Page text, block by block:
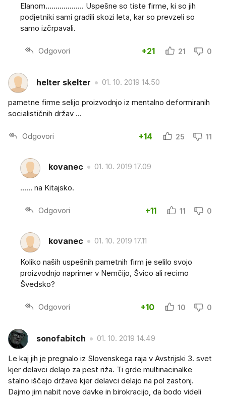
Elanom................... Uspešne so tiste firme, ki so jih
podjetniki sami gradili skozi leta, kar so prevzeli so
samo izčrpavali.
Odgovori +21 21 0
helter skelter 01. 10. 2019 14.50
pametne firme selijo proizvodnjo iz mentalno deformiranih
socialističnih držav ...
Odgovori +14 25 11
kovanec 01. 10. 2019 17.09
...... na Kitajsko.
Odgovori +11 11 0
kovanec 01. 10. 2019 17.11
Koliko naših uspešnih pametnih firm je selilo svojo
proizvodnjo naprimer v Nemčijo, Švico ali recimo
Švedsko?
Odgovori +10 10 0
sonofabitch 01. 10. 2019 14.49
Le kaj jih je pregnalo iz Slovenskega raja v Avstrijski 3. svet
kjer delavci delajo za pest riža. Ti grde multinacinalke
stalno iščejo države kjer delavci delajo na pol zastonj.
Dajmo jim nabit nove davke in birokracijo, da bodo videli